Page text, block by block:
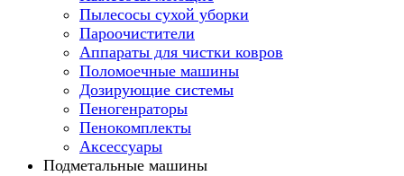
Пылесосы сухой уборки
Пароочистители
Аппараты для чистки ковров
Поломоечные машины
Дозирующие системы
Пеногенраторы
Пенокомплекты
Аксессуары
Подметальные машины